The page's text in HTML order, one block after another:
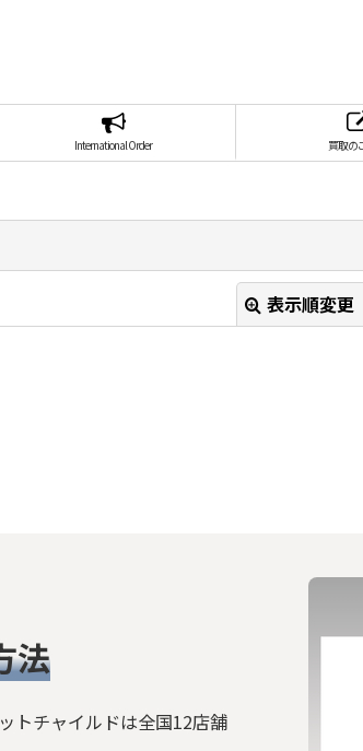
International Order 買取の
表示順変更
法
トチャイルドは全国12店舗